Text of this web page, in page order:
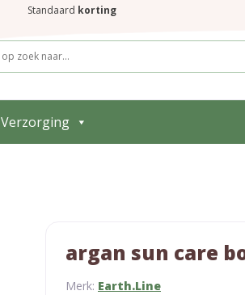
Standaard korting
Verzorging
argan sun care
Merk: Earth.Line